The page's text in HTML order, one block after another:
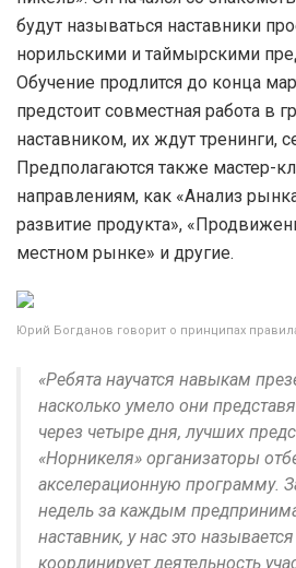
будут называться наставники
норильскими и таймырскими
Обучение продлится до конца
предстоит совместная работа в
наставником, их ждут тренинги,
Предполагаются также мастер-
направлениям, как «Анализ
развитие продукта»,
местном рынке» и другие.
Юрий Богданов говорит о принципах
«Ребята научатся навыкам
насколько умело они
через четыре дня, лучших
«Норникеля» организаторы
акселерационную программу.
недель за каждым
наставник, у нас это
координирует деятельность